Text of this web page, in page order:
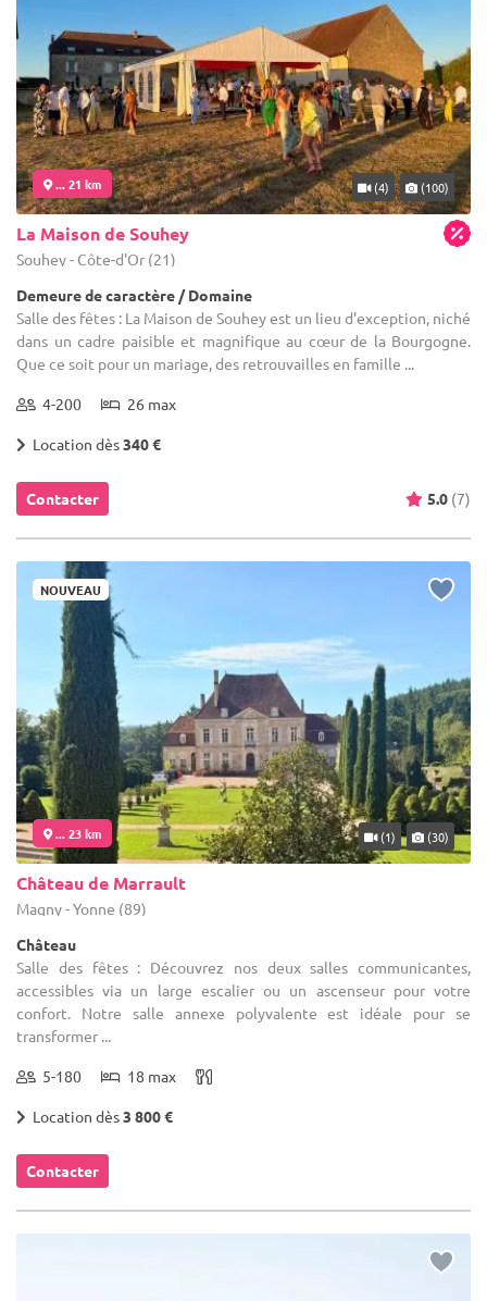
... 21 km (4) (100)
La Maison de Souhey
Souhey - Côte-d'Or (21)
Demeure de caractère / Domaine
Salle des fêtes : La Maison de Souhey est un lieu d'exception, niché
dans un cadre paisible et magnifique au cœur de la Bourgogne.
Que ce soit pour un mariage, des retrouvailles en famille ...
4-200 26 max
Location dès340 €
Contacter 5.0 (7)
NOUVEAU
... 23 km (1) (30)
Château de Marrault
Magny - Yonne (89)
Château
Salle des fêtes : Découvrez nos deux salles communicantes,
accessibles via un large escalier ou un ascenseur pour votre
confort. Notre salle annexe polyvalente est idéale pour se
transformer ...
5-180 18 max
Location dès3 800 €
Contacter